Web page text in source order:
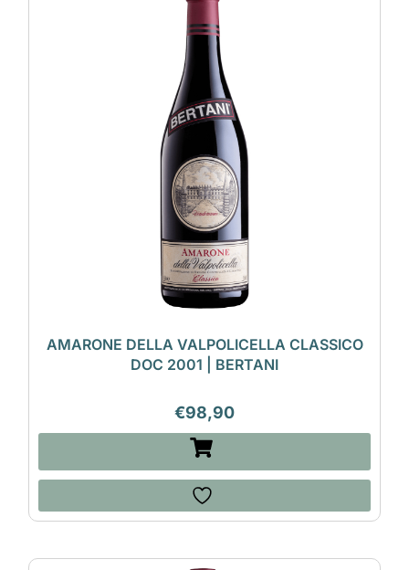
AMARONE DELLA VALPOLICELLA CLASSICO
DOC 2001 | BERTANI
€98,90